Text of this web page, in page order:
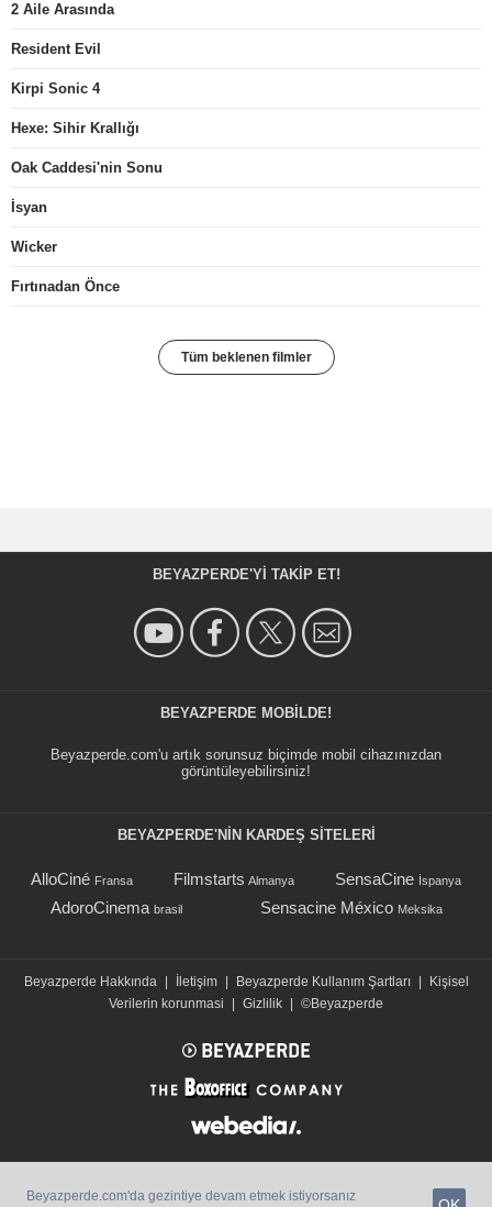
2 Aile Arasında
Resident Evil
Kirpi Sonic 4
Hexe: Sihir Krallığı
Oak Caddesi'nin Sonu
İsyan
Wicker
Fırtınadan Önce
Tüm beklenen filmler
BEYAZPERDE'YI TAKIP ET!
BEYAZPERDE MOBILDE!
Beyazperde.com'u artık sorunsuz biçimde mobil cihazınızdan
görüntüleyebilirsiniz!
BEYAZPERDE'NIN KARDEŞ SİTELERİ
AlloCiné Fransa Filmstarts Almanya SensaCine İspanya
AdoroCinema brasil Sensacine México Meksika
Beyazperde Hakkında İletişim Beyazperde Kullanım Şartları
Kişisel
Verilerin korunmasi
Gizlilik ©Beyazperde
Beyazperde.com'da gezintiye devam etmek istiyorsanız